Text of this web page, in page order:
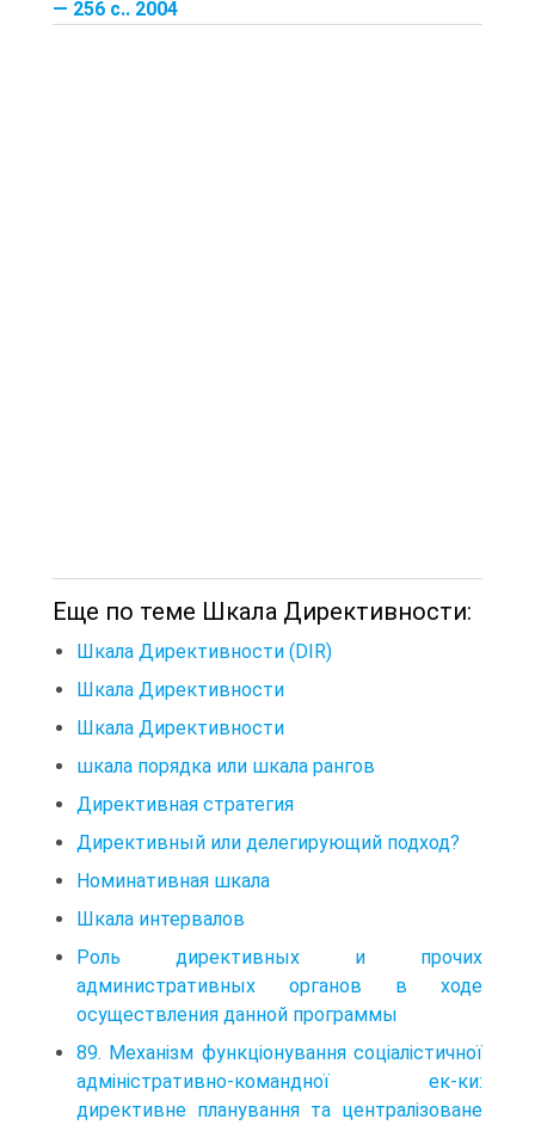
— 256 с.. 2004
Еще по теме Шкала Директивности:
Шкала Директивности (DIR)
Шкала Директивности
Шкала Директивности
шкала порядка или шкала рангов
Директивная стратегия
Директивный или делегирующий подход?
Номинативная шкала
Шкала интервалов
Роль директивных и прочих
административных органов в ходе
осуществления данной программы
89. Механізм функціонування соціалістичної
адміністративно-командної ек-ки:
директивне планування та централізоване